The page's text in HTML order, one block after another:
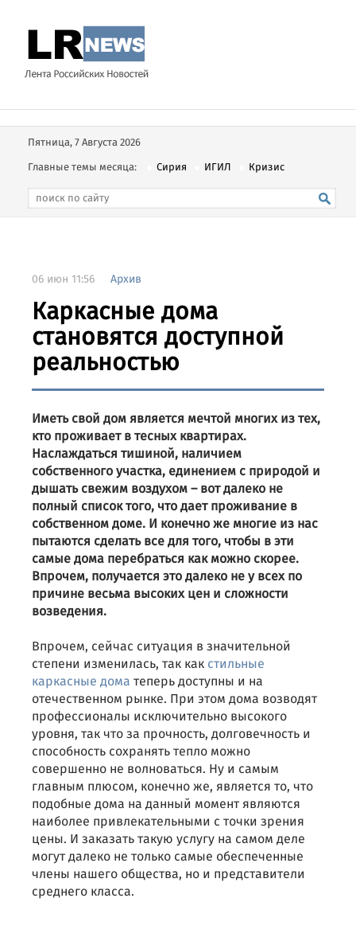
Пятница, 7 Августа 2026
Главные темы месяца:
Сирия ИГИЛ Кризис
06 июн 11:56 Архив
Каркасные дома
становятся доступной
реальностью
Иметь свой дом является мечтой многих из тех,
кто проживает в тесных квартирах.
Наслаждаться тишиной, наличием
собственного участка, единением с природой и
дышать свежим воздухом – вот далеко не
полный список того, что дает проживание в
собственном доме. И конечно же многие из нас
пытаются сделать все для того, чтобы в эти
самые дома перебраться как можно скорее.
Впрочем, получается это далеко не у всех по
причине весьма высоких цен и сложности
возведения.
Впрочем, сейчас ситуация в значительной
степени изменилась, так как стильные
каркасные дома теперь доступны и на
отечественном рынке. При этом дома возводят
профессионалы исключительно высокого
уровня, так что за прочность, долговечность и
способность сохранять тепло можно
совершенно не волноваться. Ну и самым
главным плюсом, конечно же, является то, что
подобные дома на данный момент являются
наиболее привлекательными с точки зрения
цены. И заказать такую услугу на самом деле
могут далеко не только самые обеспеченные
члены нашего общества, но и представители
среднего класса.